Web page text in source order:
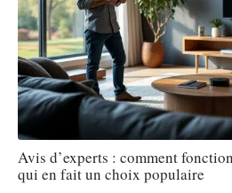
Avis d’experts : comment
qui en fait un choix populaire